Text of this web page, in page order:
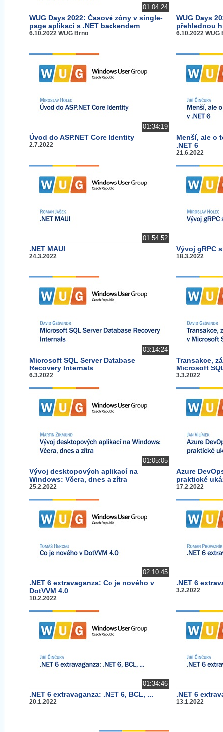
01:04:24
WUG Days 2022: Časové zóny v single-
page aplikaci s .NET backendem
6.10.2022 WUG Brno
WUG Days
přehlednou
6.10.2022 WUG
01:34:19
Úvod do ASP.NET Core Identity
2.7.2022
Menší, ale o
.NET 6
21.6.2022
01:54:52
.NET MAUI
24.3.2022
Vývoj gRPC
18.3.2022
03:14:24
Microsoft SQL Server Database
Recovery Internals
6.3.2022
Transakce,
Microsoft
3.3.2022
01:05:05
Vývoj desktopových aplikací na
Windows: Včera, dnes a zítra
25.2.2022
Azure
praktické
17.2.2022
02:10:45
.NET 6 extravaganza: Co je nového v
DotVVM 4.0
10.2.2022
.NET 6
3.2.2022
01:34:46
.NET 6 extravaganza: .NET 6, BCL, ...
20.1.2022
.NET 6
13.1.2022